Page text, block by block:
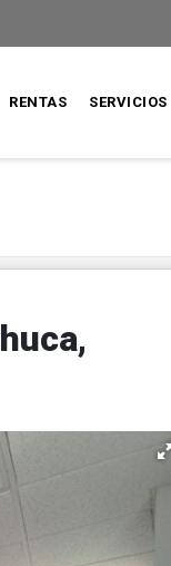
RENTAS SERVICIOS